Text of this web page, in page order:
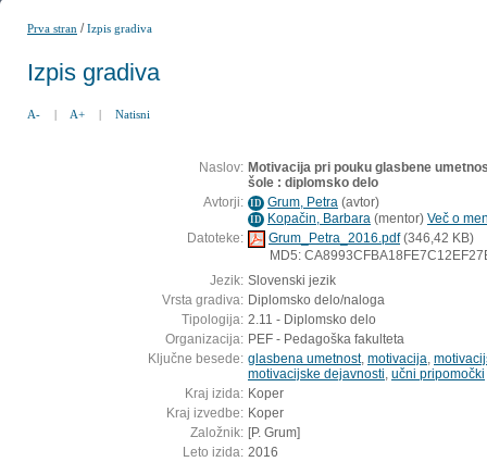
Prva stran /Izpis gradiva
Izpis gradiva
A- | A+ | Natisni
Naslov: Motivacija pri pouku glasbene
šole : diplomsko delo
Avtorji: ID Grum, Petra (avtor)
ID Kopačin, Barbara (mentor) Več o
Datoteke:
Grum_Petra_2016.pdf(346,42 KB)
MD5:
Jezik: Slovenski jezik
Vrsta gradiva: Diplomsko delo/naloga
Tipologija: 2.11 - Diplomsko delo
Organizacija: PEF - Pedagoška fakulteta
Ključne besede: glasbena umetnost, motivacija
motivacijske dejavnosti učni pripomočki
Kraj izida: Koper
Kraj izvedbe: Koper
Založnik: [P. Grum]
Leto izida: 2016